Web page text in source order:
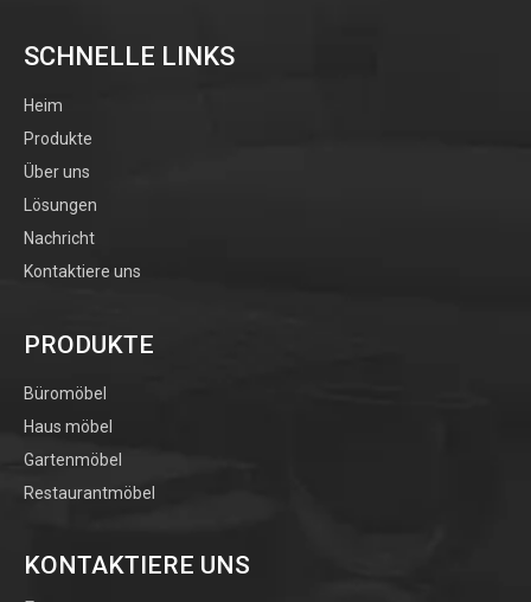
SCHNELLE LINKS
Heim
Produkte
Über uns
Lösungen
Nachricht
Kontaktiere uns
PRODUKTE
Büromöbel
Haus möbel
Gartenmöbel
Restaurantmöbel
KONTAKTIERE UNS